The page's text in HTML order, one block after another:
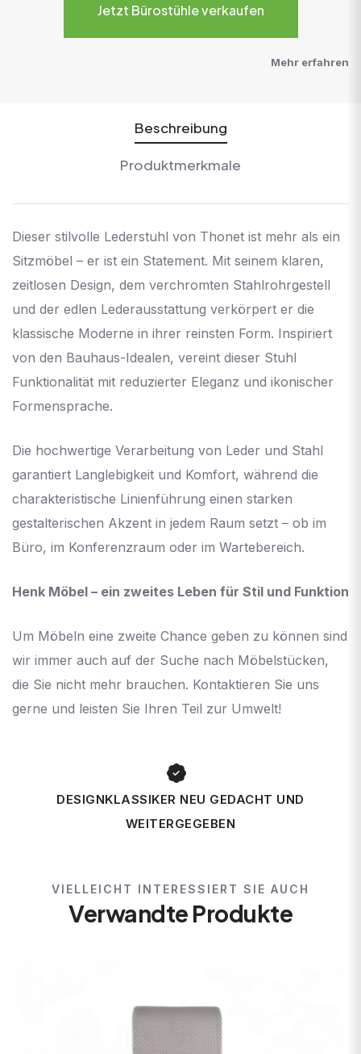
Jetzt Bürostühle verkaufen
Mehr erfahren
Beschreibung
Produktmerkmale
Dieser stilvolle Lederstuhl von Thonet ist mehr als ein
Sitzmöbel – er ist ein Statement. Mit seinem klaren,
zeitlosen Design, dem verchromten Stahlrohrgestell
und der edlen Lederausstattung verkörpert er die
klassische Moderne in ihrer reinsten Form. Inspiriert
von den Bauhaus-Idealen, vereint dieser Stuhl
Funktionalität mit reduzierter Eleganz und ikonischer
Formensprache.
Die hochwertige Verarbeitung von Leder und Stahl
garantiert Langlebigkeit und Komfort, während die
charakteristische Linienführung einen starken
gestalterischen Akzent in jedem Raum setzt – ob im
Büro, im Konferenzraum oder im Wartebereich.
Henk Möbel – ein zweites Leben für Stil und Funktion
Um Möbeln eine zweite Chance geben zu können sind
wir immer auch auf der Suche nach Möbelstücken,
die Sie nicht mehr brauchen. Kontaktieren Sie uns
gerne und leisten Sie Ihren Teil zur Umwelt!
DESIGNKLASSIKER NEU GEDACHT UND
WEITERGEGEBEN
VIELLEICHT INTERESSIERT SIE AUCH
Verwandte Produkte